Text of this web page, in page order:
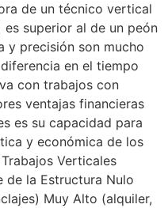
de un técnico vertical
es superior al de un peón
y precisión son mucho
en el tiempo
con trabajos con
ventajas financieras
es su capacidad para
y económica de los
Verticales
de la Estructura Nulo
Muy Alto (alquiler,